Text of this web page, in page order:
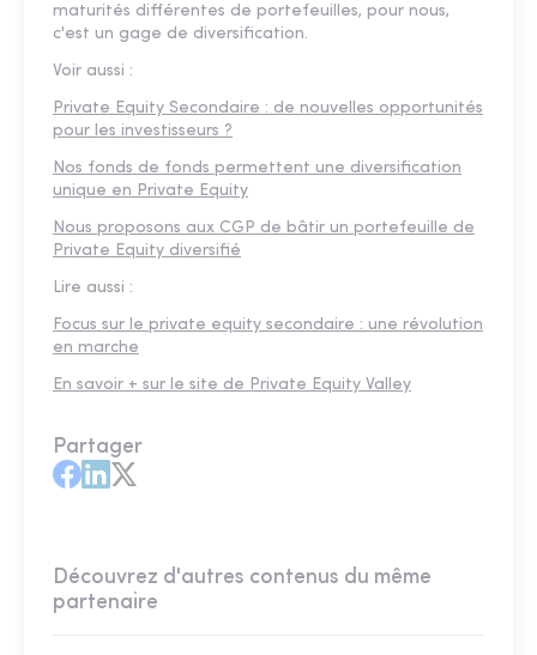
maturités différentes de portefeuilles, pour nous,
c'est un gage de diversification.
Voir aussi :
Private Equity Secondaire : de nouvelles opportunités
pour les investisseurs ?
Nos fonds de fonds permettent une diversification
unique en Private Equity
Nous proposons aux CGP de bâtir un portefeuille de
Private Equity diversifié
Lire aussi :
Focus sur le private equity secondaire : une révolution
en marche
En savoir + sur le site de Private Equity Valley
Partager
Découvrez d'autres contenus du même
partenaire